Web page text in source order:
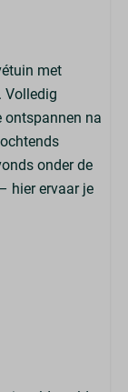
met
Volledig
ontspannen na
onder de
hier ervaar je